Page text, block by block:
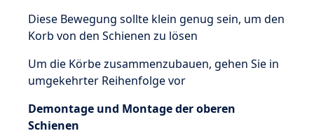
Diese Bewegung sollte klein genug sein, um den
Korb von den Schienen zu lösen
Um die Körbe zusammenzubauen, gehen Sie in
umgekehrter Reihenfolge vor
Demontage und Montage der oberen
Schienen